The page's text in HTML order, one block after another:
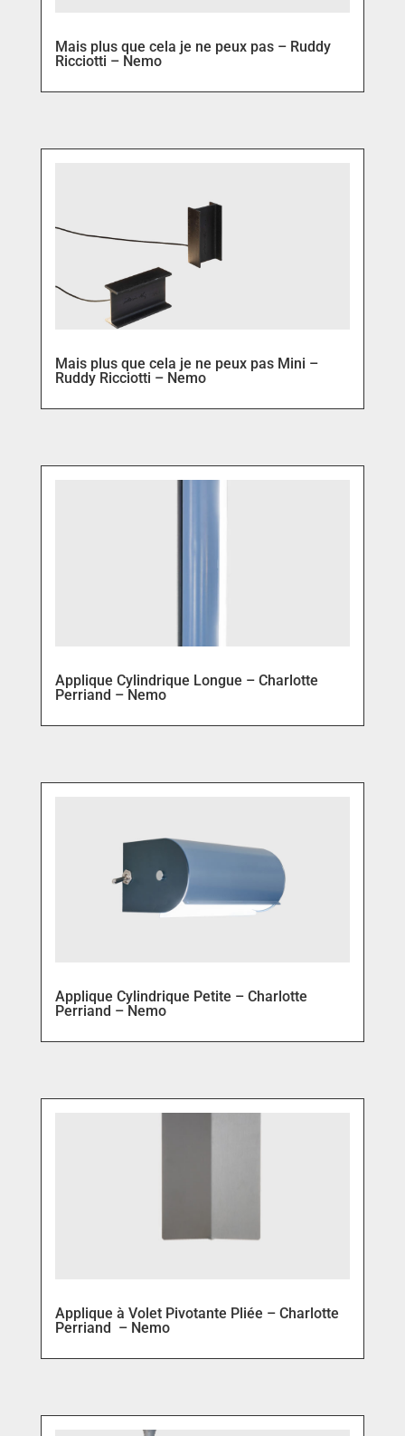
Mais plus que cela je ne peux pas – Ruddy
Ricciotti – Nemo
Mais plus que cela je ne peux pas Mini –
Ruddy Ricciotti – Nemo
Applique Cylindrique Longue – Charlotte
Perriand – Nemo
Applique Cylindrique Petite – Charlotte
Perriand – Nemo
Applique à Volet Pivotante Pliée – Charlotte
Perriand – Nemo